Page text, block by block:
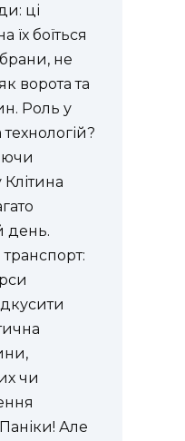
ці
боїться
не
ворота та
Роль у
день.
чи
Але